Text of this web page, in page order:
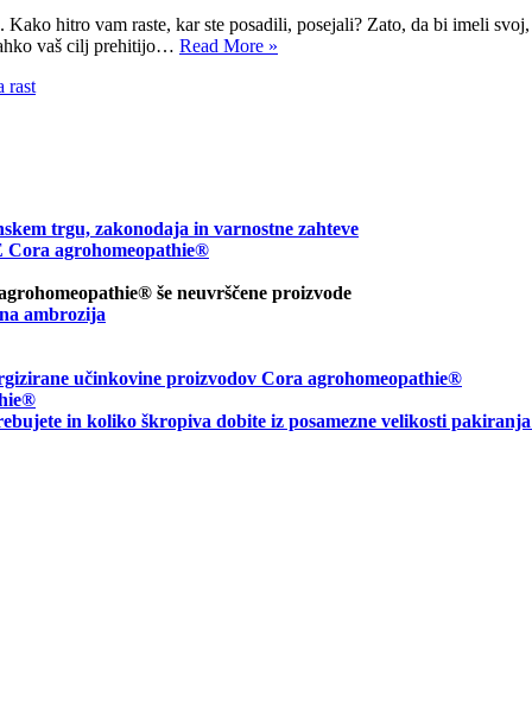
hitro vam raste, kar ste posadili, posejali? Zato, da bi imeli
vaš cilj prehitijo… Read More »
rast
trgu, zakonodaja in varnostne zahteve
agrohomeopathie®
še neuvrščene proizvode
ambrozija
učinkovine proizvodov Cora agrohomeopathie®
®
in koliko škropiva dobite iz posamezne velikosti